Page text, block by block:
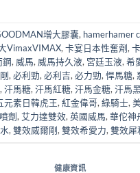
增大膠囊, hamerhamer
VimaxVIMAX, 卡宴日本性奮劑,
鋼, 威馬, 威馬持久液, 宮廷玉液, 希
, 必利勁, 必利吉, 必力勁, 悍馬糖,
, 汗馬糖, 汗馬紅糖, 汗馬金糖, 汗馬
元素日韓虎王, 紅金偉哥, 綠騎士,
劑, 艾力達雙效, 英國威馬, 華佗神
, 雙效威爾剛, 雙效希愛力, 雙效犀
健康資訊